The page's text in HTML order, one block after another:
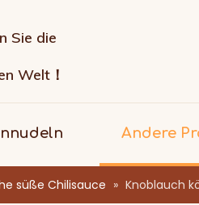
Sie die
Welt！
Andere
süße Chilisauce » Knoblauch